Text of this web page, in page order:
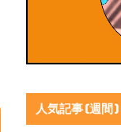
人気記事(週間)